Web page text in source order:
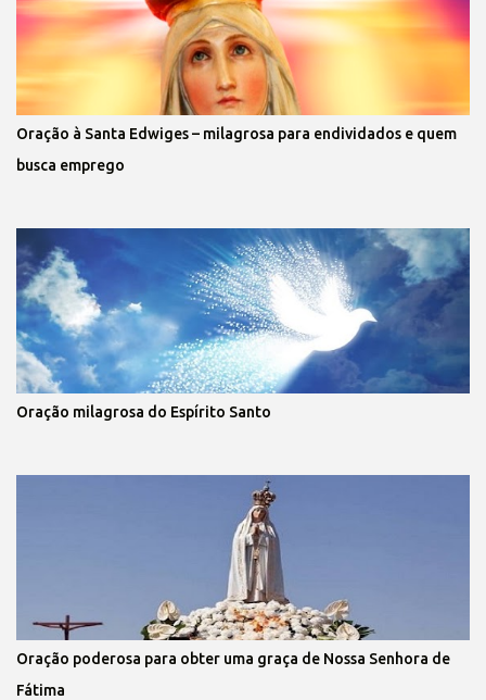
Oração à Santa Edwiges – milagrosa para endividados e quem
busca emprego
Oração milagrosa do Espírito Santo
Oração poderosa para obter uma graça de Nossa Senhora de
Fátima